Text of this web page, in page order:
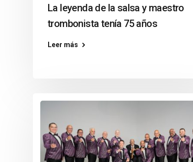
La leyenda de la salsa y maestro
trombonista tenía 75 años
Leer más